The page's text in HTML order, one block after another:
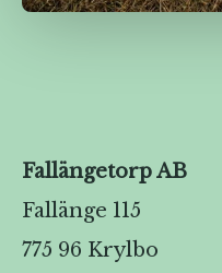
Fallängetorp AB
Fallänge 115
775 96 Krylbo